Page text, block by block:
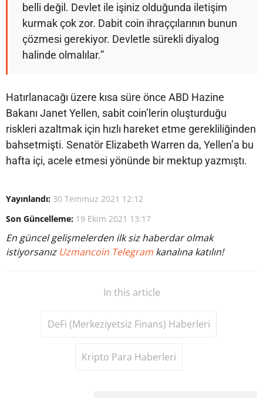
belli değil. Devlet ile işiniz olduğunda iletişim
kurmak çok zor. Dabit coin ihraççılarının bunun
çözmesi gerekiyor. Devletle sürekli diyalog
halinde olmalılar.”
Hatırlanacağı üzere kısa süre önce ABD Hazine
Bakanı Janet Yellen, sabit coin’lerin oluşturduğu
riskleri azaltmak için hızlı hareket etme gerekliliğinden
bahsetmişti. Senatör Elizabeth Warren da, Yellen’a bu
hafta içi, acele etmesi yönünde bir mektup yazmıştı.
Yayınlandı: 30 Temmuz 2021 12:12
Son Güncelleme: 19 Ekim 2021 13:17
En güncel gelişmelerden ilk siz haberdar olmak
istiyorsanız Uzmancoin Telegram kanalına katılın!
In this article
DeFi (Merkeziyetsiz Finans) Haberleri
Kripto Para Haberleri